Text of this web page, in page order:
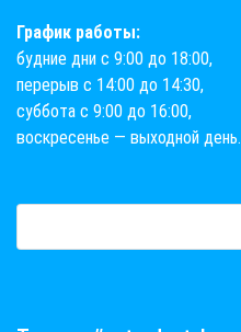
График работы:
будние дни с 9:00 до 18:00,
перерыв с 14:00 до 14:30,
суббота с 9:00 до 16:00,
воскресенье — выходной день.